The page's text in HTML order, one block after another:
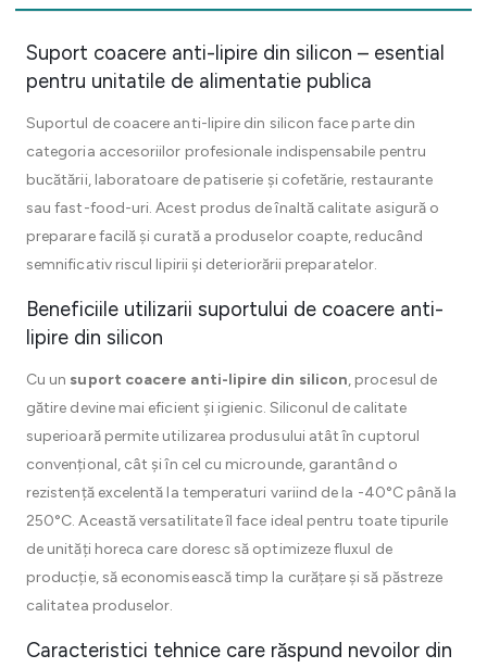
Suport coacere anti-lipire din silicon – esential
pentru unitatile de alimentatie publica
Suportul de coacere anti-lipire din silicon face parte din
categoria accesoriilor profesionale indispensabile pentru
bucătării, laboratoare de patiserie și cofetărie, restaurante
sau fast-food-uri. Acest produs de înaltă calitate asigură o
preparare facilă și curată a produselor coapte, reducând
semnificativ riscul lipirii și deteriorării preparatelor.
Beneficiile utilizarii suportului de coacere anti-
lipire din silicon
Cu un suport coacere anti-lipire din silicon, procesul de
gătire devine mai eficient și igienic. Siliconul de calitate
superioară permite utilizarea produsului atât în cuptorul
convențional, cât și în cel cu microunde, garantând o
rezistență excelentă la temperaturi variind de la -40°C până la
250°C. Această versatilitate îl face ideal pentru toate tipurile
de unități horeca care doresc să optimizeze fluxul de
producție, să economisească timp la curățare și să păstreze
calitatea produselor.
Caracteristici tehnice care răspund nevoilor din